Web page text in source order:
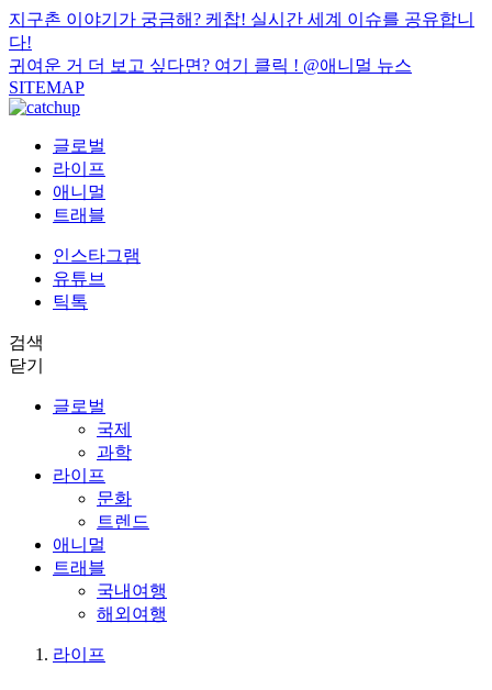
지구촌 이야기가 궁금해? 케찹! 실시간 세계 이슈를 공유합니
다!
귀여운 거 더 보고 싶다면? 여기 클릭 ! @애니멀 뉴스
SITEMAP
글로벌
라이프
애니멀
트래블
인스타그램
유튜브
틱톡
검색
닫기
글로벌
국제
과학
라이프
문화
트렌드
애니멀
트래블
국내여행
해외여행
라이프